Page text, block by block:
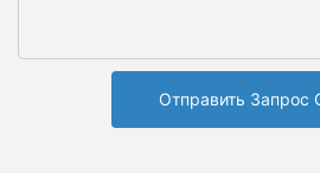
Отправить Запрос